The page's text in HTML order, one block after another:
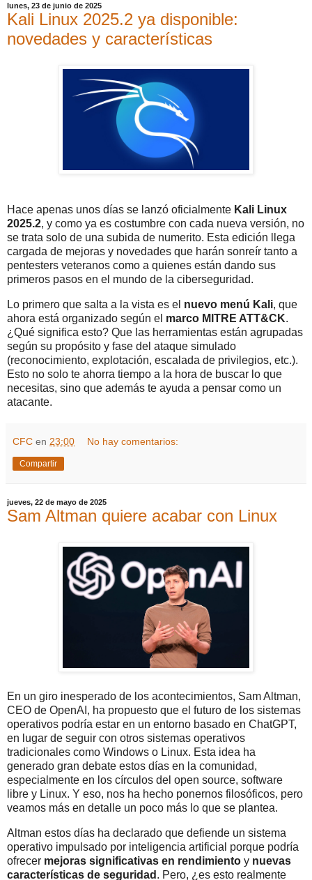
lunes, 23 de junio de 2025
Kali Linux 2025.2 ya disponible:
novedades y características
Hace apenas unos días se lanzó oficialmente Kali Linux
2025.2, y como ya es costumbre con cada nueva versión, no
se trata solo de una subida de numerito. Esta edición llega
cargada de mejoras y novedades que harán sonreír tanto a
pentesters veteranos como a quienes están dando sus
primeros pasos en el mundo de la ciberseguridad.
Lo primero que salta a la vista es el nuevo menú Kali, que
ahora está organizado según el marco MITRE ATT&CK.
¿Qué significa esto? Que las herramientas están agrupadas
según su propósito y fase del ataque simulado
(reconocimiento, explotación, escalada de privilegios, etc.).
Esto no solo te ahorra tiempo a la hora de buscar lo que
necesitas, sino que además te ayuda a pensar como un
atacante.
CFC en 23:00 No hay comentarios:
Compartir
jueves, 22 de mayo de 2025
Sam Altman quiere acabar con Linux
En un giro inesperado de los acontecimientos, Sam Altman,
CEO de OpenAI, ha propuesto que el futuro de los sistemas
operativos podría estar en un entorno basado en ChatGPT,
en lugar de seguir con otros sistemas operativos
tradicionales como Windows o Linux. Esta idea ha
generado gran debate estos días en la comunidad,
especialmente en los círculos del open source, software
libre y Linux. Y eso, nos ha hecho ponernos filosóficos, pero
veamos más en detalle un poco más lo que se plantea.
Altman estos días ha declarado que defiende un sistema
operativo impulsado por inteligencia artificial porque podría
ofrecer mejoras significativas en rendimiento y nuevas
características de seguridad . Pero, ¿es esto realmente